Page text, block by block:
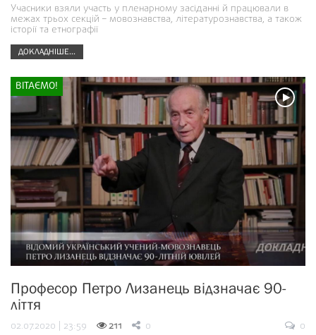
Учасники взяли участь у пленарному засіданні й працювали в
межах трьох секцій – мовознавства, літературознавства, а також
історії та етнографії
ДОКЛАДНІШЕ...
ВІТАЄМО!
Професор Петро Лизанець відзначає 90-
ліття
02.07.2020 | 23:59 211 0
0